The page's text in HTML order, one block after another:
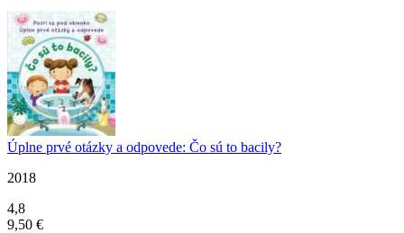
Úplne prvé otázky a odpovede: Čo sú to bacily?
2018
4,8
9,50 €